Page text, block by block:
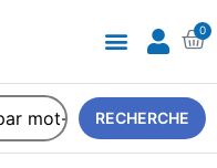
0
RECHERCHE